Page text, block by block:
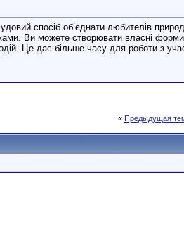
спосіб об’єднати любителів
Ви можете створювати власні
Це дає більше часу для роботи з
« Предыдущая